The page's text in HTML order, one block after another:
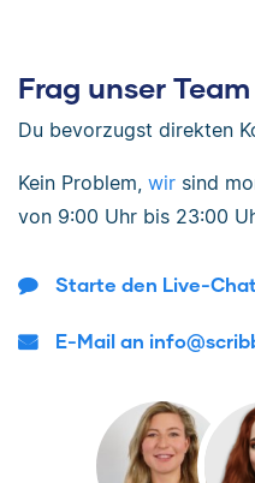
Frag unser Team
Du bevorzugst direkten
Kein Problem, wir sind
von 9:00 Uhr bis 23:00
Starte den Live-Chat
E-Mail an